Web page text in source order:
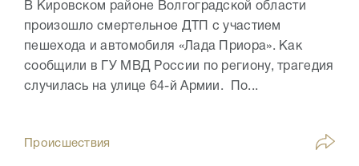
В Кировском районе Волгоградской области
произошло смертельное ДТП с участием
пешехода и автомобиля «Лада Приора». Как
сообщили в ГУ МВД России по региону, трагедия
случилась на улице 64-й Армии. По...
Происшествия